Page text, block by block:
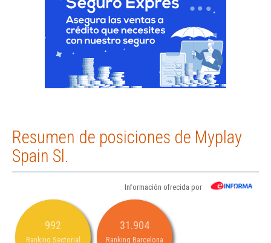
Resumen de posiciones de Myplay
Spain Sl.
Información ofrecida por
992
Ranking Sectorial
31.904
Ranking Barcelona